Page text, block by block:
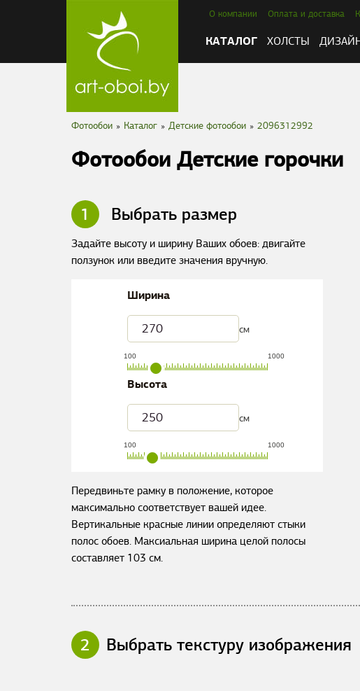
О компании Оплата и доставка
КАТАЛОГ ХОЛСТЫ
Фотообои » Каталог » Детские фотообои » 2096312992
Фотообои Детские горочки
1 Выбрать размер
Задайте высоту и ширину Ваших обоев: двигайте
ползунок или введите значения вручную.
Ширина
см
100 1000
Высота
см
100 1000
Передвиньте рамку в положение, которое
максимально соответствует вашей идее.
Вертикальные красные линии определяют стыки
полос обоев. Максиальная ширина целой полосы
составляет 103 см.
2 Выбрать текстуру изображения